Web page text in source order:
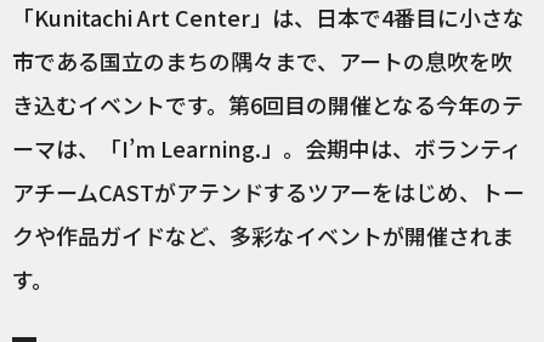
「Kunitachi Art Center」は、日本で4番目に小さな
市である国立のまちの隅々まで、アートの息吹を吹
き込むイベントです。第6回目の開催となる今年のテ
ーマは、「I’m Learning.」。会期中は、ボランティ
アチームCASTがアテンドするツアーをはじめ、トー
クや作品ガイドなど、多彩なイベントが開催されま
す。